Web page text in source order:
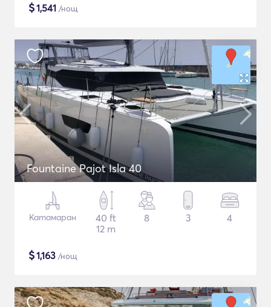
$1,541 /нощ
Fountaine Pajot Isla 40
Катамаран
40 ft
12 m
8 3 4
$1,163 /нощ